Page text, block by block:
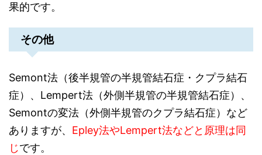
果的です。
その他
Semont法（後半規管の半規管結石症・クプラ結石
症）、Lempert法（外側半規管の半規管結石症）、
Semontの変法（外側半規管のクプラ結石症）など
ありますが、 Epley法やLempert法などと原理は同
じです。